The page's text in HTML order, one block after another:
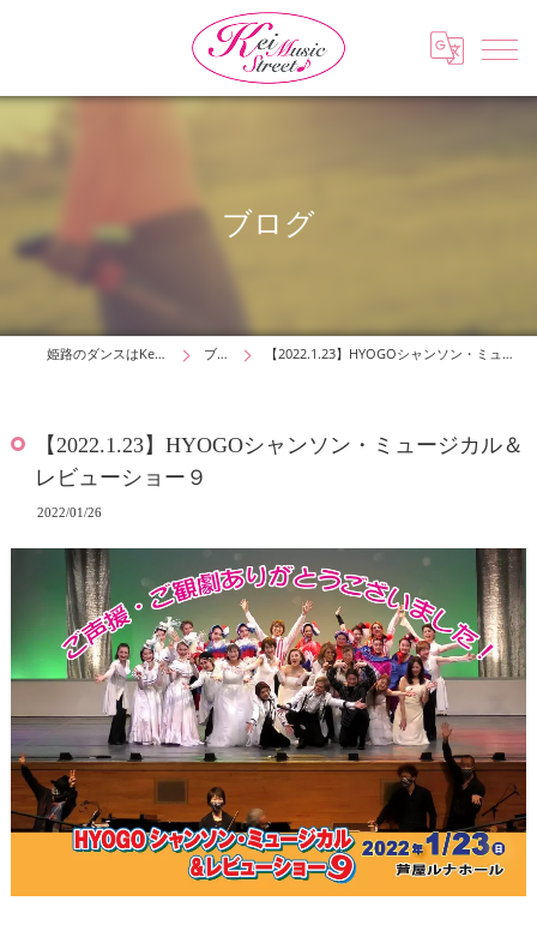
ブログ
姫路のダンスはKei Music Street ブログ 【2022.1.23】HYOGOシャンソン・ミュージカル＆レビューショー９
【2022.1.23】HYOGOシャンソン・ミュージカル＆
レビューショー９
2022/01/26